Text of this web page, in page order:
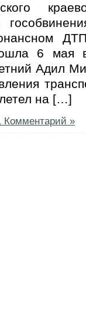
6 мая
Адил
на […]
Комментарий »